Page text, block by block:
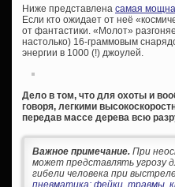
Ниже представлена самая
Если кто ожидает от неё
от фантастики. «Молот»
настолько) 16-граммовым
энергии в 1000 (!) джоулей.
Дело в том, что для охоты и
говоря, легкими
передав массе дерева всю
Важное примечание. При
может представлять угрозу
гибели человека при